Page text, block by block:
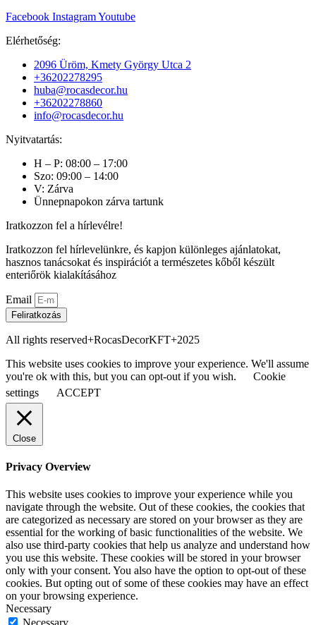
Facebook InstagramYoutube
Elérhetőség:
2096 Üröm, Kmety György Utca 2
+36202278295
huba@rocasdecor.hu
+36202278860
info@rocasdecor.hu
Nyitvatartás:
H – P: 08:00 – 17:00
Szo: 09:00 – 14:00
V: Zárva
Ünnepnapokon zárva tartunk
Iratkozzon fel a hírlevélre!
Iratkozzon fel hírlevelünkre, és kapjon különleges ajánlatokat,
hasznos tanácsokat és inspirációt a természetes kőből készült
enteriőrök kialakításához
Email
Feliratkozás
All rights reserved+RocasDecorKFT+2025
This website uses cookies to improve your experience. We'll assume
you're ok with this, but you can opt-out if you wish.
Cookie
settings
ACCEPT
Close
Privacy Overview
This website uses cookies to improve your experience while you
navigate through the website. Out of these cookies, the cookies that
are categorized as necessary are stored on your browser as they are
essential for the working of basic functionalities of the website. We
also use third-party cookies that help us analyze and understand how
you use this website. These cookies will be stored in your browser
only with your consent. You also have the option to opt-out of these
cookies. But opting out of some of these cookies may have an effect
on your browsing experience.
Necessary